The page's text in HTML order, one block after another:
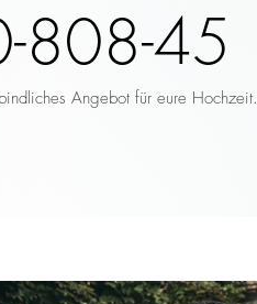
808-45
Angebot für eure Hochzeit.